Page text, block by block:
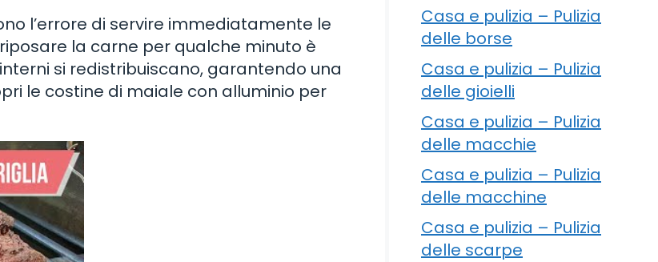
l’errore di servire immediatamente le
la carne per qualche minuto è
si redistribuiscano, garantendo una
le costine di maiale con alluminio per
Casa e pulizia – Pulizia
delle borse
Casa e pulizia – Pulizia
delle gioielli
Casa e pulizia – Pulizia
delle macchie
Casa e pulizia – Pulizia
delle macchine
Casa e pulizia – Pulizia
delle scarpe